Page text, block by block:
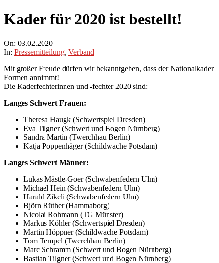
Kader für 2020 ist bestellt!
On: 03.02.2020
In: Pressemitteilung, Verband
Mit großer Freude dürfen wir bekanntgeben, dass der Nationalkader
Formen annimmt!
Die Kaderfechterinnen und -fechter 2020 sind:
Langes Schwert Frauen:
Theresa Haugk (Schwertspiel Dresden)
Eva Tilgner (Schwert und Bogen Nürnberg)
Sandra Martin (Twerchhau Berlin)
Katja Poppenhäger (Schildwache Potsdam)
Langes Schwert Männer:
Lukas Mästle-Goer (Schwabenfedern Ulm)
Michael Hein (Schwabenfedern Ulm)
Harald Zikeli (Schwabenfedern Ulm)
Björn Rüther (Hammaborg)
Nicolai Rohmann (TG Münster)
Markus Köhler (Schwertspiel Dresden)
Martin Höppner (Schildwache Potsdam)
Tom Tempel (Twerchhau Berlin)
Marc Schramm (Schwert und Bogen Nürnberg)
Bastian Tilgner (Schwert und Bogen Nürnberg)